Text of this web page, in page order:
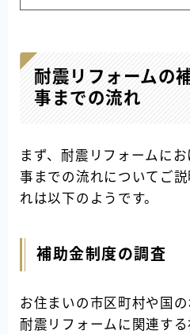
耐震リフォームの
事までの流れ
まず、耐震リフォームに
事までの流れについてご
れは以下のようです。
補助金制度の調査
お住まいの市区町村や国の
耐震リフォームに関連す